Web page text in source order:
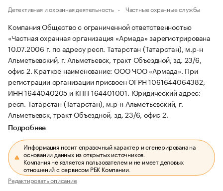
Детективная и охранная деятельность Частные охранные службы
Компания Общество с ограниченной ответственностью
«Частная охранная организация «Армада» зарегистрирована
10.07.2006 г. по адресу респ. Татарстан (Татарстан), м.р-н
Альметьевский, г. Альметьевск, тракт Объездной, зд. 23/6,
офис 2. Краткое наименование: ООО ЧОО «Армада». При
регистрации организации присвоен ОГРН 1061644064382,
ИНН 1644040205 и КПП 164401001. Юридический адрес:
респ. Татарстан (Татарстан), м.р-н Альметьевский, г.
Альметьевск, тракт Объездной, зд. 23/6, офис 2.
Подробнее
Информация носит справочный характер и сгенерирована на
основании данных из открытых источников.
Компания не является пользователем и не имеет деловых
отношений с сервисом РБК Компании.
Редактировать описание